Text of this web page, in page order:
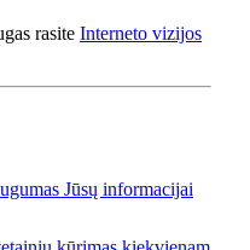
rasite Interneto vizijos